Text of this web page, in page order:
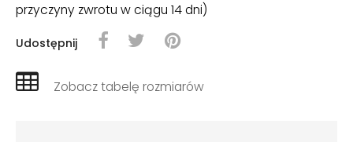
przyczyny zwrotu w ciągu 14 dni)
Udostępnij
Zobacz tabelę rozmiarów